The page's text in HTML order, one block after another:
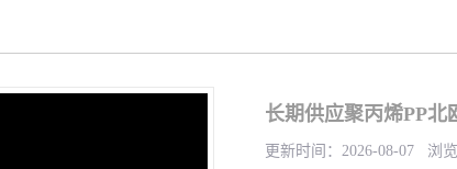
长期供应聚丙烯PP北
更新时间：2026-08-07 浏